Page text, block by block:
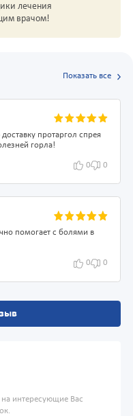
лечения
врачом!
Показать все
протаргол спрея
горла!
0 0
помогает с болями в
0 0
интересующие Вас